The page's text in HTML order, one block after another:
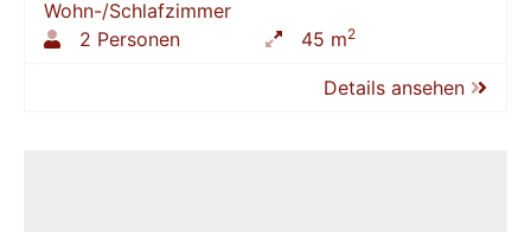
Wohn-/Schlafzimmer
2 Personen 45 m2
Details ansehen